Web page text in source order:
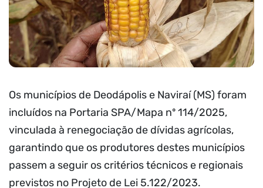
Os municípios de Deodápolis e Naviraí (MS) foram
incluídos na Portaria SPA/Mapa nº 114/2025,
vinculada à renegociação de dívidas agrícolas,
garantindo que os produtores destes municípios
passem a seguir os critérios técnicos e regionais
previstos no Projeto de Lei 5.122/2023.